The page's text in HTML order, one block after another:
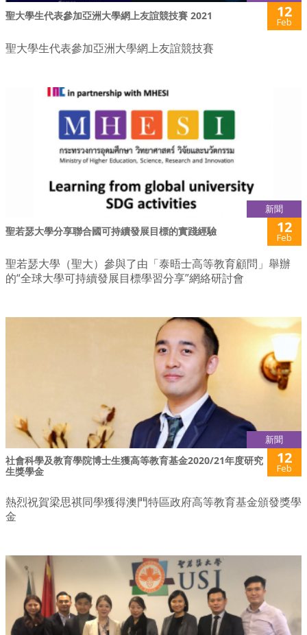
聖大學生代表參加亞洲大學網上友誼競技賽 2021 12
Feb
聖大學生代表參加亞洲大學網上友誼競技賽
新聞
聖若瑟大學分享聯合國可持續發展目標的實踐經驗 12
Feb
聖若瑟大學（聖大）參與了由「泰晤士高等教育顧問」舉辦
的“全球大學可持續發展目標學習分享”網絡研討會
新聞
社會科學及教育學院博士生獲高等教育基金2020/21年度研究
生獎學金
12
Feb
熱烈祝賀梁思祺同學獲得澳門特區政府高等教育基金頒發獎學
金